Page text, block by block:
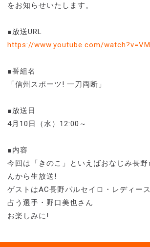
をお知らせいたします。
■放送URL
https://www.youtube.com/
■番組名
「信州スポーツ! 一刀両断」
■放送日
4月10日（水）12:00～
■内容
今回は「きのこ」といえばおなじみ長野
んから生放送!
ゲストはAC長野パルセイロ・レディー
占う選手・野口美也さん
お楽しみに!